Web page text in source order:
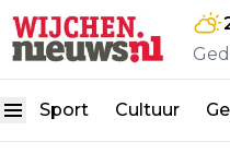
Sport Cultuur